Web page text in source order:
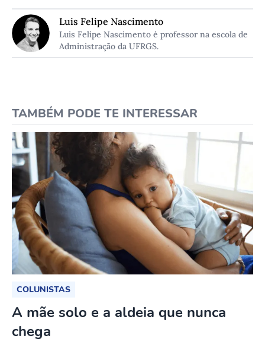
Luis Felipe Nascimento
Luis Felipe Nascimento é professor na escola de
Administração da UFRGS.
TAMBÉM PODE TE INTERESSAR
COLUNISTAS
A mãe solo e a aldeia que nunca
chega